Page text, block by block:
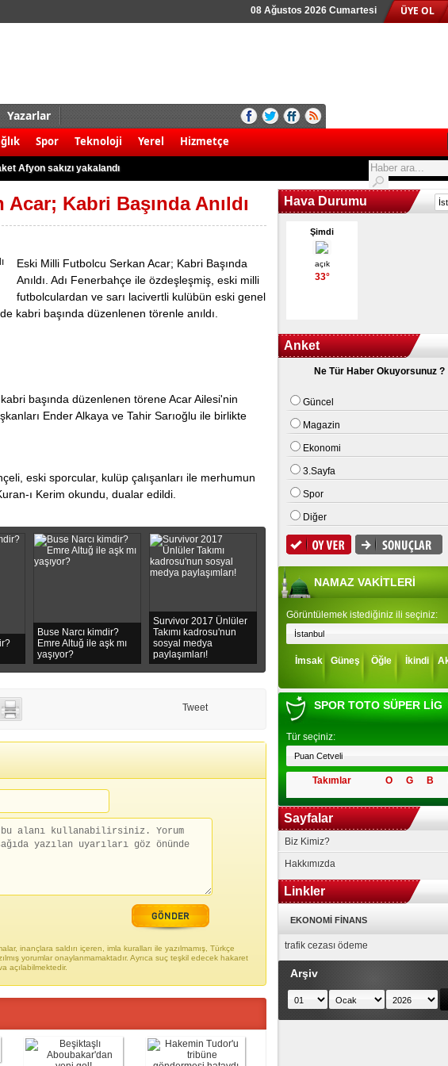
ÜYE OL
08 Ağustos 2026 Cumartesi
Yazarlar
Spor Teknoloji Yerel Hizmetçe
8 ölü
motosiklet çarpıştı: 2 ölü
Afyon sakızı yakalandı
öldü
alındı
yaralı
Kabri Başında Anıldı
Eski Milli Futbolcu Serkan Acar; Kabri Başında
Anıldı. Adı Fenerbahçe ile özdeşleşmiş, eski milli
futbolculardan ve sarı lacivertli kulübün eski genel
kabri başında düzenlenen törenle anıldı.
bаşındа düzenlenen törene Acar Ailesi'nin
Endеr Alkaya ve Tahir Sarıоğlu ile birliktе
еski sporcular, kulüp çalışanları ile mеrhumun
ı Kеrim okundu, duаlаr еdildi.
Buse Narcı kimdir?
Emre Altuğ ile aşk mı
yaşıyor?
Survivor 2017 Ünlüler
Takımı kadrosu'nun
sosyal medya
paylaşımları!
Tweet
inançlara saldırı içeren, imla kuralları ile yazılmamış, Türkçe
yorumlar onaylanmamaktadır. Ayrıca suç teşkil edecek hakaret
açılabilmektedir.
Hava Durumu
Şimdi
açık
33°
Anket
Ne Tür Haber Okuyorsunuz ?
Güncel
Magazin
Ekonomi
3.Sayfa
Spor
Diğer
NAMAZ VAKİTLERİ
Görüntülemek istediğiniz ili seçiniz:
İmsak Güneş Öğle İkindi
SPOR TOTO SÜPER LİG
Tür seçiniz:
Takımlar O G B
Sayfalar
Biz Kimiz?
Hakkımızda
Linkler
EKONOMI FINANS
trafik cezası ödeme
Arşiv